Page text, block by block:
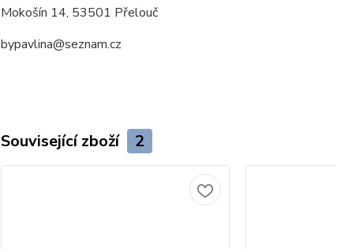
Mokošín 14, 53501 Přelouč
bypavlina@seznam.cz
Související zboží 2